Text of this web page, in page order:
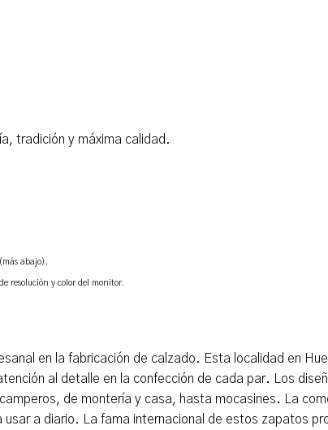
tradición y máxima calidad.
abajo).
resolución y color del monitor.
en la fabricación de calzado. Esta localidad en
al detalle en la confección de cada par. Los
de montería y casa, hasta mocasines. La
a diario. La fama internacional de estos zapatos